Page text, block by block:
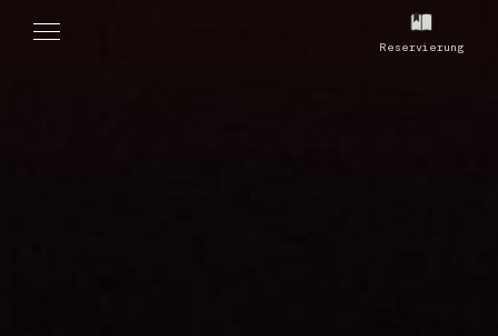
Reservierung